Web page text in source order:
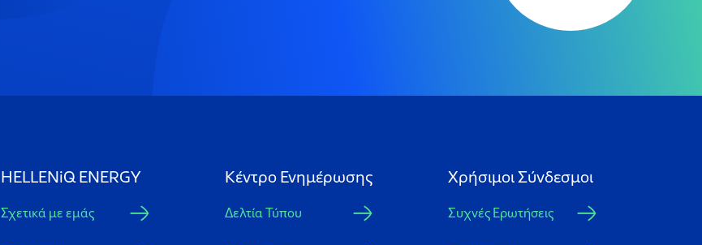
HELLENiQ ENERGY
Σχετικά με εμάς
Κέντρο Ενημέρωσης
Δελτία Τύπου
Xρήσιμοι Σύνδεσμοι
Συχνές Ερωτήσεις